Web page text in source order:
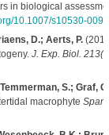
in biological
10.1007/s10530-009-
D.; Aerts, P.
J. Exp. Biol.
S.; Graf,
macrophyte